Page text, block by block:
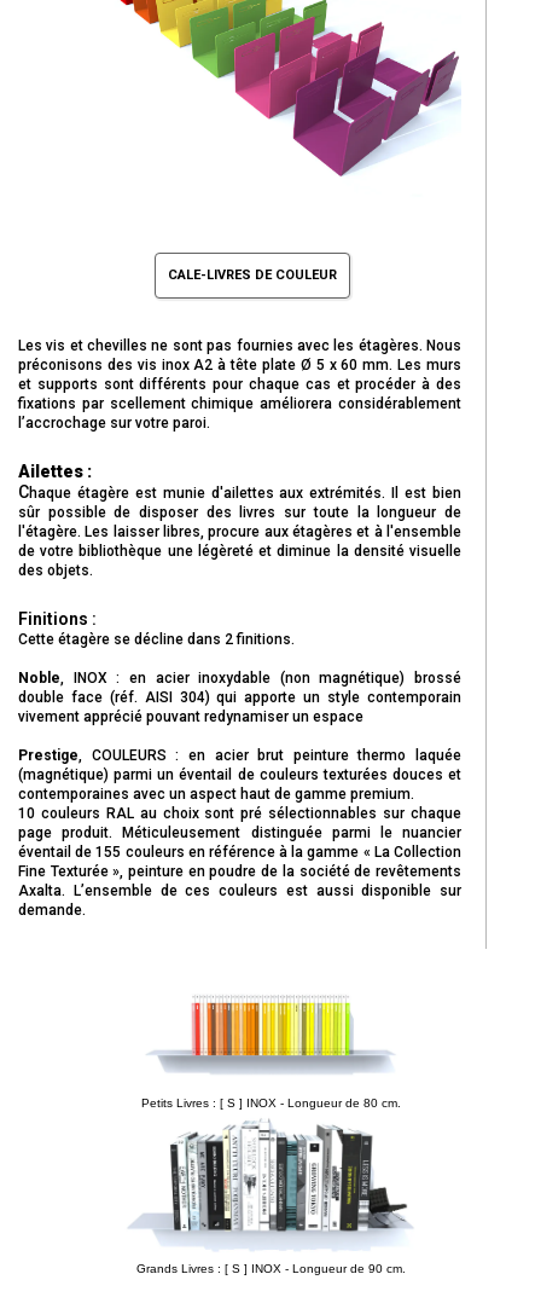
CALE-LIVRES DE COULEUR
Les vis et chevilles ne sont pas fournies avec les étagères. Nous
préconisons des vis inox A2 à tête plate Ø 5 x 60 mm. Les murs
et supports sont différents pour chaque cas et procéder à des
fixations par scellement chimique améliorera considérablement
l’accrochage sur votre paroi.
Ailettes :
Chaque étagère est munie d'ailettes aux extrémités. Il est bien
sûr possible de disposer des livres sur toute la longueur de
l'étagère. Les laisser libres, procure aux étagères et à l'ensemble
de votre bibliothèque une légèretéet diminue la densité visuelle
des objets.
Finitions :
Cette étagère se décline dans 2 finitions.
Noble , INOX : en acier inoxydable (non magnétique) brossé
double face (réf. AISI 304) qui apporte un style contemporain
vivement apprécié pouvant redynamiser un espace
Prestige , COULEURS : en acier brut peinture thermo laquée
(magnétique) parmi un éventail de couleurs texturées douces et
contemporaines avec un aspect haut de gamme premium.
10 couleurs RAL au choix sont pré sélectionnables sur chaque
page produit. Méticuleusement distinguée parmi le nuancier
éventail de 155 couleurs en référence à la gamme « La Collection
Fine Texturée », peinture en poudre de la société de revêtements
Axalta. L’ensemble de ces couleurs est aussi disponible sur
demande.
Petits Livres : [ S ] INOX - Longueur de 80 cm.
Grands Livres : [ S ] INOX - Longueur de 90 cm.